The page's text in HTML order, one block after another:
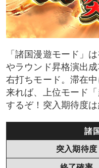
「諸国漫遊モード」
やラウンド昇格演出
右打ちモード。滞在
来れば、上位モード
するぞ！突入期待度
諸
突入期待度